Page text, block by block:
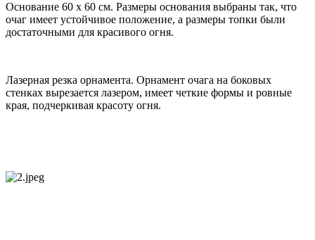
Основание 60 х 60 см. Размеры основания выбраны так, что
очаг имеет устойчивое положение, а размеры топки были
достаточными для красивого огня.
Лазерная резка орнамента. Орнамент очага на боковых
стенках вырезается лазером, имеет четкие формы и ровные
края, подчеркивая красоту огня.